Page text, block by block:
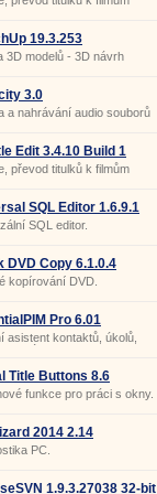
19.3.253
3D modelů - 3D návrh
3.0
a nahrávání audio souborů
Edit 3.4.10 Build 1
převod titulků k filmům
SQL Editor 1.6.9.1
SQL editor.
DVD Copy 6.1.0.4
kopírování DVD.
Pro 6.01
asistent kontaktů, úkolů,
Title Buttons 8.6
funkce pro práci s okny.
2014 2.14
PC.
1.9.3.27038 32-bit